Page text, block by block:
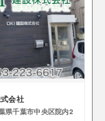
会社
県千葉市中央区院内2